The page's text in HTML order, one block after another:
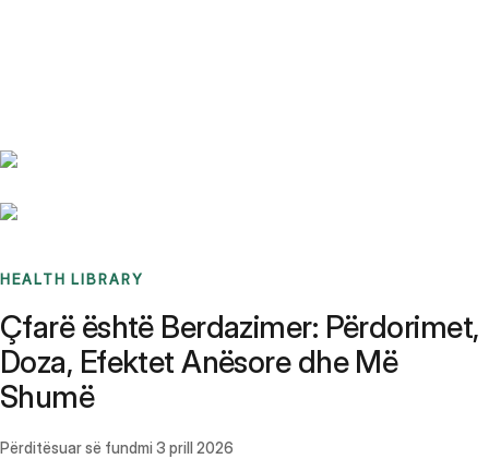
HEALTH LIBRARY
Çfarë është Berdazimer: Përdorimet,
Doza, Efektet Anësore dhe Më
Shumë
Përditësuar së fundmi 3 prill 2026